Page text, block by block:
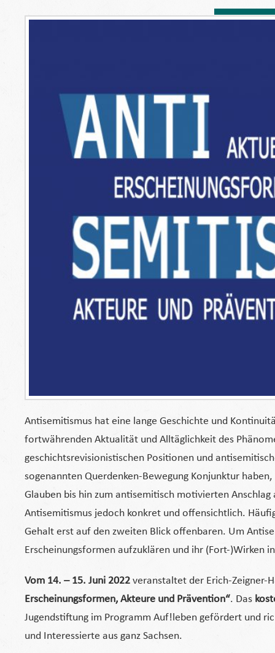
Antisemitismus hat eine lange Geschichte und
fortwährenden Aktualität und Alltäglichkeit des
geschichtsrevisionistischen Positionen und
sogenannten Querdenken-Bewegung Konjunktur
Glauben bis hin zum antisemitisch motivierten
Antisemitismus jedoch konkret und offensichtlich.
Gehalt erst auf den zweiten Blick offenbaren. Um
Erscheinungsformen aufzuklären und ihr (Fort-)Wirken
Vom 14. – 15. Juni 2022 veranstaltet der Erich-Zeigner-
Erscheinungsformen, Akteure und Prävention“. Das
Jugendstiftung im Programm Auf!leben gefördert und
und Interessierte aus ganz Sachsen.